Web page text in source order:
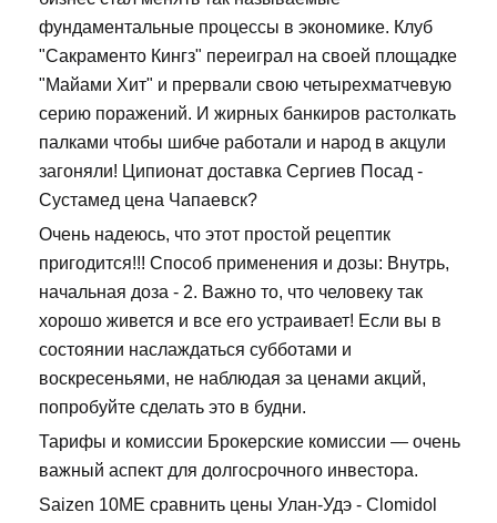
фундаментальные процессы в экономике. Клуб
"Сакраменто Кингз" переиграл на своей площадке
"Майами Хит" и прервали свою четырехматчевую
серию поражений. И жирных банкиров растолкать
палками чтобы шибче работали и народ в акцули
загоняли! Ципионат доставка Сергиев Посад -
Сустамед цена Чапаевск?
Очень надеюсь, что этот простой рецептик
пригодится!!! Способ применения и дозы: Внутрь,
начальная доза - 2. Важно то, что человеку так
хорошо живется и все его устраивает! Если вы в
состоянии наслаждаться субботами и
воскресеньями, не наблюдая за ценами акций,
попробуйте сделать это в будни.
Тарифы и комиссии Брокерские комиссии — очень
важный аспект для долгосрочного инвестора.
Saizen 10ME сравнить цены Улан-Удэ - Clomidol